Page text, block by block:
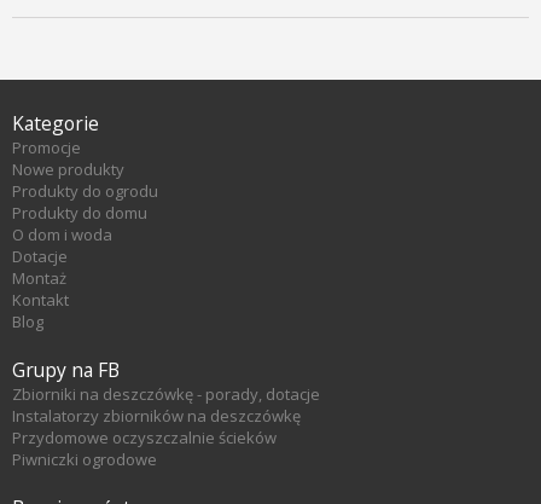
Kategorie
Promocje
Nowe produkty
Produkty do ogrodu
Produkty do domu
O dom i woda
Dotacje
Montaż
Kontakt
Blog
Grupy na FB
Zbiorniki na deszczówkę - porady, dotacje
Instalatorzy zbiorników na deszczówkę
Przydomowe oczyszczalnie ścieków
Piwniczki ogrodowe